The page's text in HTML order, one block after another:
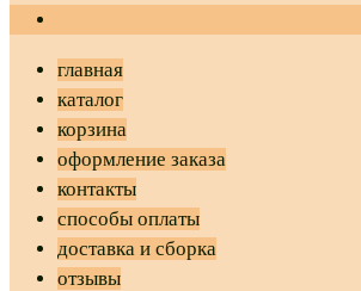
главная
каталог
корзина
оформление заказа
контакты
способы оплаты
доставка и сборка
отзывы